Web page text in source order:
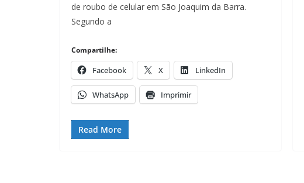
de roubo de celular em São Joaquim da Barra.
Segundo a
Compartilhe:
Facebook X LinkedIn
WhatsApp Imprimir
Read More